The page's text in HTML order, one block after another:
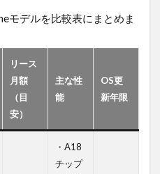
モデルを比較表にまとめま
リース
月額
（目
安）
主な性
能
OS更
新年限
・A18
チップ